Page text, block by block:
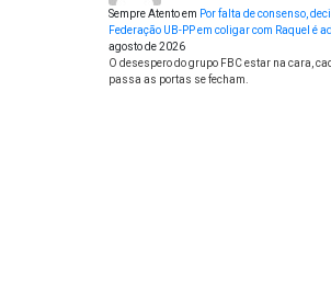
Sempre Atentoem Por falta de consenso,
Federação UB-PP em coligar com Raquel é
agosto de 2026
O desespero do grupo FBC estar na cara,
passa as portas se fecham.